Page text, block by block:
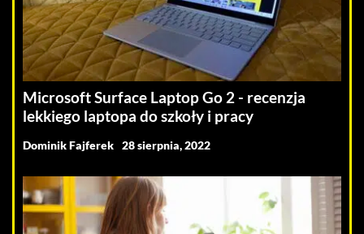
Microsoft Surface Laptop Go 2 - recenzja
lekkiego laptopa do szkoły i pracy
Dominik Fajferek 28 sierpnia, 2022